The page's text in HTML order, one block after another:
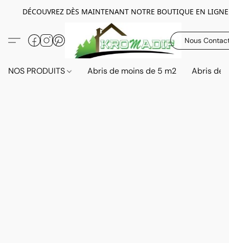
DÉCOUVREZ DÈS MAINTENANT NOTRE BOUTIQUE EN LIGNE
Nous
NOS PRODUITS Abris de moins de 5 m2 Abris de